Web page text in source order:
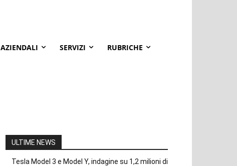
AZIENDALI SERVIZI RUBRICHE
ULTIME NEWS
Tesla Model 3 e Model Y, indagine su 1,2 milioni di